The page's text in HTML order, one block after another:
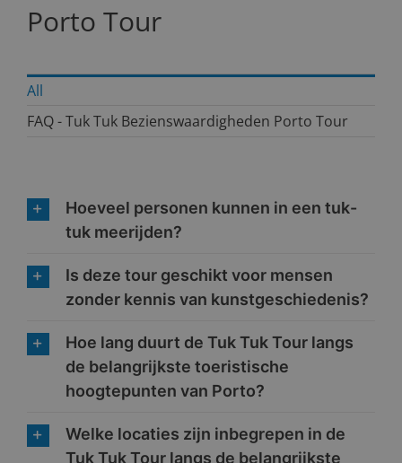
Porto Tour
All
FAQ - Tuk Tuk Bezienswaardigheden Porto Tour
Hoeveel personen kunnen in een tuk-
tuk meerijden?
Is deze tour geschikt voor mensen
zonder kennis van kunstgeschiedenis?
Hoe lang duurt de Tuk Tuk Tour langs
de belangrijkste toeristische
hoogtepunten van Porto?
Welke locaties zijn inbegrepen in de
Tuk Tuk Tour langs de belangrijkste